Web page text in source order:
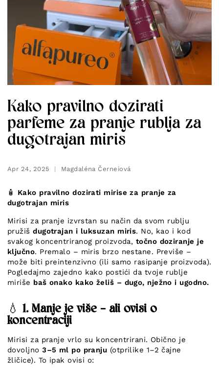
Kako pravilno dozirati
parfeme za pranje rublja za
dugotrajan miris
Apr 24, 2025 Magdaléna Černeiová
🧴 Kako pravilno dozirati mirise za pranje za
dugotrajan miris
Mirisi za pranje izvrstan su način da svom rublju
pružišdugotrajan i luksuzan miris. No, kao i kod
svakog koncentriranog proizvoda, točno doziranje je
ključno. Premalo – miris brzo nestane. Previše –
može biti preintenzivno (ili samo rasipanje proizvoda).
Pogledajmo zajedno kako postići da tvoje rublje
miriše baš onako kako želiš – dugo, nježno i ugodno.
💧1. Manje je više – ali ovisi o
koncentraciji
Mirisi za pranje vrlo su koncentrirani. Obično je
dovoljno3–5 ml po pranju (otprilike 1–2 čajne
žličice). To ipak ovisi o: